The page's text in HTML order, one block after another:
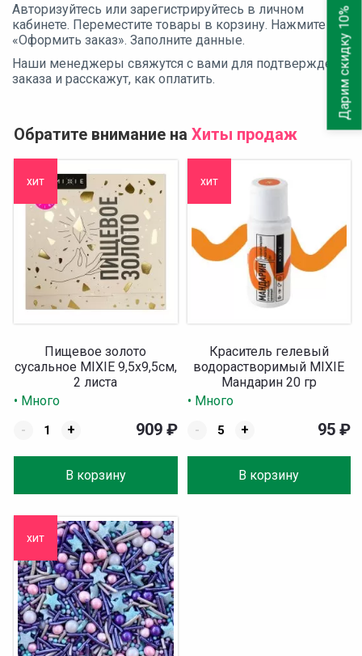
Авторизуйтесь или зарегистрируйтесь в личном
кабинете. Переместите товары в корзину. Нажмите
«Оформить заказ». Заполните данные.
Наши менеджеры свяжутся с вами для подтверждения
заказа и расскажут, как оплатить.
Обратите внимание на Хиты продаж
хит
Пищевое золото
сусальное MIXIE 9,5х9,5см,
2 листа
• Много
-
+
В корзину
909 ₽
хит
Краситель гелевый
водорастворимый MIXIE
Мандарин 20 гр
• Много
-
+
В корзину
95 ₽
хит
Дарим скидку 10%